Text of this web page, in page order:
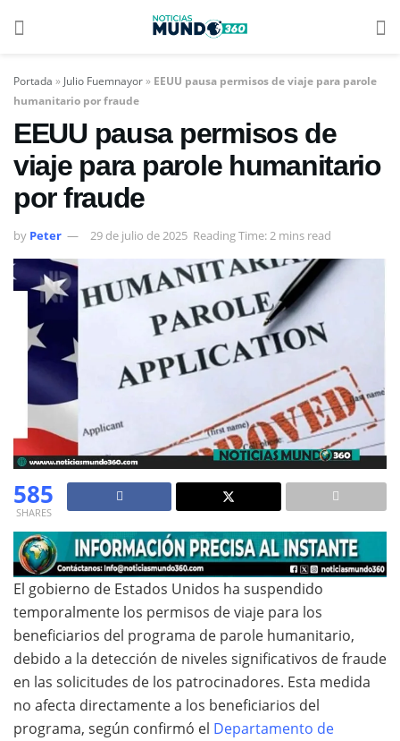
Portada » Julio Fuemnayor» EEUU pausa permisos de viaje para parole
humanitario por fraude
EEUU pausa permisos de
viaje para parole humanitario
por fraude
by Peter 29 de julio de 2025 Reading Time: 2 mins read
585
SHARES
El gobierno de Estados Unidos ha suspendido
temporalmente los permisos de viaje para los
beneficiarios del programa de parole humanitario,
debido a la detección de niveles significativos de fraude
en las solicitudes de los patrocinadores. Esta medida
no afecta directamente a los beneficiarios del
programa, según confirmó el Departamento de